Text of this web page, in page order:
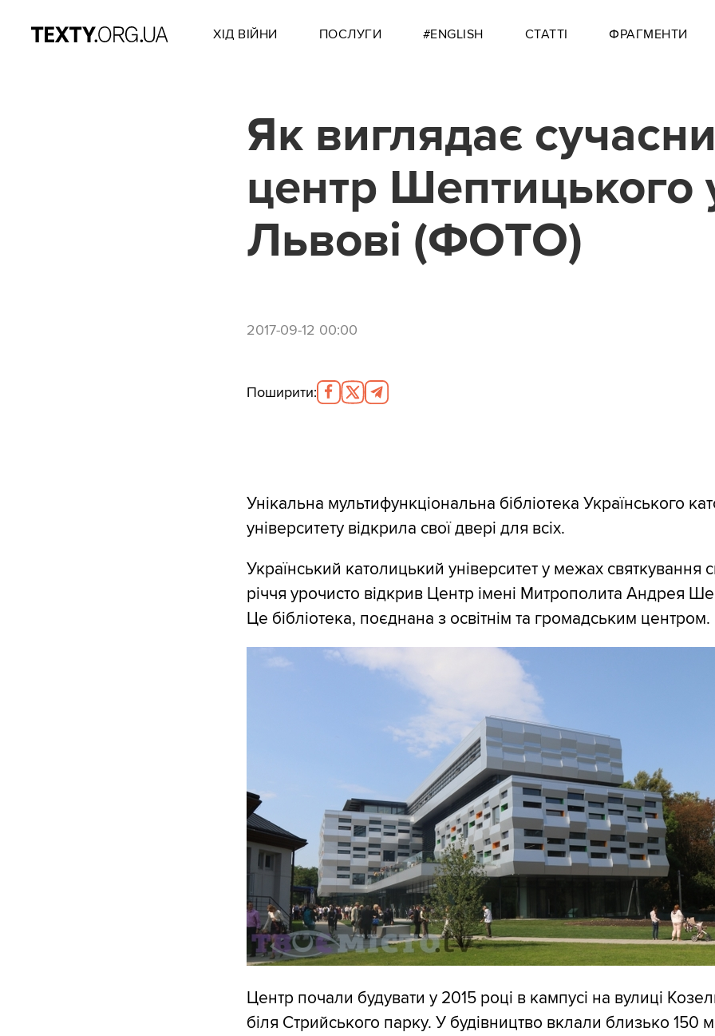
ХІД ВІЙНИ ПОСЛУГИ #ENGLISH СТАТТІ ФРАГМЕНТИ
Як виглядає
центр Шептицького
Львові (ФОТО)
2017-09-12 00:00
Поширити:
Унікальна мультифункціональна бібліотека Українського
університету відкрила свої двері для всіх.
Український католицький університет у межах святкування
річчя урочисто відкрив Центр імені Митрополита Андрея
Це бібліотека, поєднана з освітнім та громадським центром.
Центр почали будувати у 2015 році в кампусі на вулиці
біля Стрийського парку. У будівництво вклали близько 150